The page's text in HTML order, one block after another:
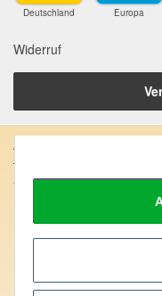
Deutschland Europa
Widerruf
Anschrift:
SteinZeitOase
D-75391 Gechingen